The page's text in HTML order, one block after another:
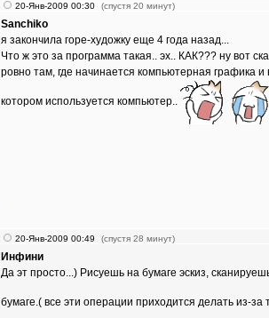
20-Янв-2009 00:30 (спустя 20 минут)
Sanchiko
я закончила горе-художку еще 4 года назад...
Что ж это за программа такая.. эх.. КАК??? ну вот
ровно там, где начинается компьютерная графика
котором используется компьютер..
20-Янв-2009 00:49 (спустя 28 минут)
Инфини
Да эт просто...) Рисуешь на бумаге эскиз,
бумаге.( все эти операции приходится делать из-